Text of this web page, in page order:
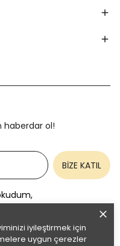
iyileştirmek için
uygun çerezler
haberdar ol!
BİZE KATIL